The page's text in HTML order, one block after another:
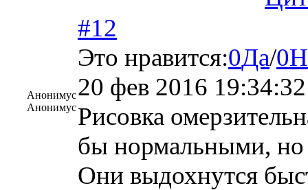
Анонимус
Анонимус
#12
Это нравится:0Да/0
20 фев 2016 19:34:32
Рисовка
бы нормальными, но
Они выдохнутся